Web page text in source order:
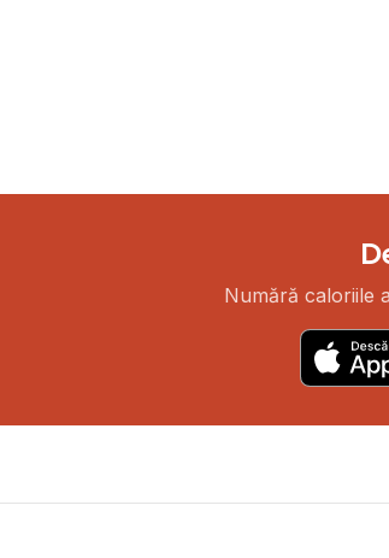
Numără caloriile